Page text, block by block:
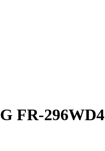
FR-296WD4